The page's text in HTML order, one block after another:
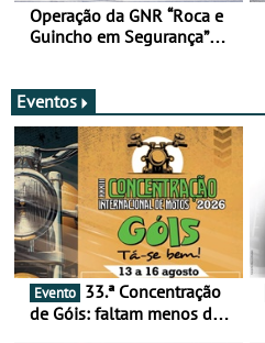
Operação da GNR “Roca e
Guincho em Segurança”
Eventos
Evento
de Góis: faltam menos de